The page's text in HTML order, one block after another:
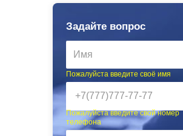
Задайте вопрос
Пожалуйста введите своё имя
Пожалуйста введите свой номер
телефона